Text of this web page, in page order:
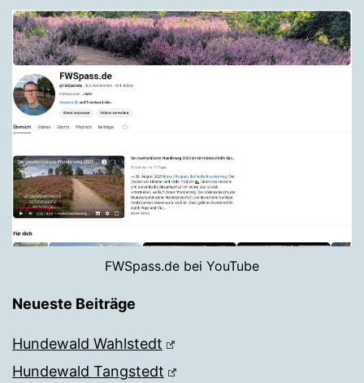
FWSpass.de bei YouTube
Neueste Beiträge
Hundewald Wahlstedt
Hundewald Tangstedt